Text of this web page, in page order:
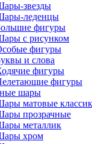
звезды
леденцы
фигуры
с рисунком
фигуры
и слова
фигуры
фигуры
шары
матовые
прозрачные
металлик
хром